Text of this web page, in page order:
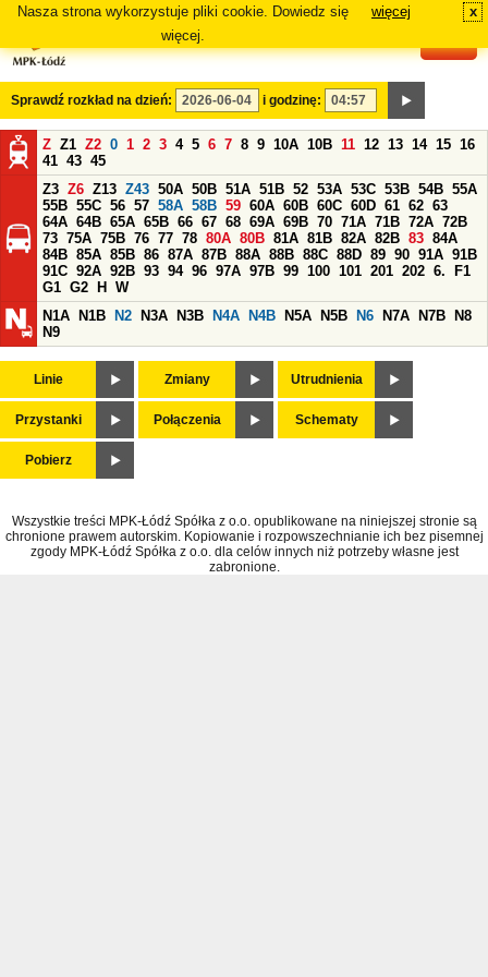
Nasza strona wykorzystuje pliki cookie. Dowiedz się
więcej.
więcej x
Sprawdź rozkład na dzień: i godzinę:
Z Z1 Z2 0 1 2 3 4 5 6 7 8 9 10A 10B 11 12 13 14 15 16
41 43 45
Z3 Z6 Z13 Z43 50A 50B 51A 51B 52 53A 53C 53B 54B 55A
55B 55C 56 57 58A 58B 59 60A 60B 60C 60D 61 62 63
64A 64B 65A 65B 66 67 68 69A 69B 70 71A 71B 72A 72B
73 75A 75B 76 77 78 80A 80B 81A 81B 82A 82B 83 84A
84B 85A 85B 86 87A 87B 88A 88B 88C 88D 89 90 91A 91B
91C 92A 92B 93 94 96 97A 97B 99 100 101 201 202 6.
F1
G1 G2 H
W
N1A
N1B N2 N3A N3B N4A N4B N5A N5B N6 N7A N7B
N8
N9
Linie Zmiany Utrudnienia
Przystanki Połączenia Schematy
Pobierz
Wszystkie treści MPK-Łódź Spółka z o.o. opublikowane na niniejszej stronie są
chronione prawem autorskim. Kopiowanie i rozpowszechnianie ich bez pisemnej
zgody MPK-Łódź Spółka z o.o. dla celów innych niż potrzeby własne jest
zabronione.